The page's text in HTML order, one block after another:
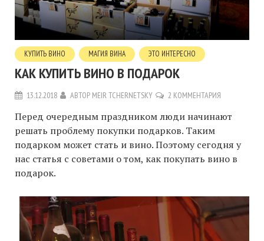
КУПИТЬ ВИНО МАГИЯ ВИНА ЭТО ИНТЕРЕСНО
КАК КУПИТЬ ВИНО В ПОДАРОК
13.12.2018 АВТОР MEIR TCHERNETSKY 2 КОММЕНТАРИЯ
Перед очередным праздником люди начинают
решать проблему покупки подарков. Таким
подарком может стать и вино. Поэтому сегодня у
нас статья с советами о том, как покупать вино в
подарок.